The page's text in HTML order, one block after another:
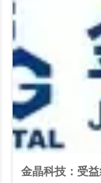
金晶科技：受